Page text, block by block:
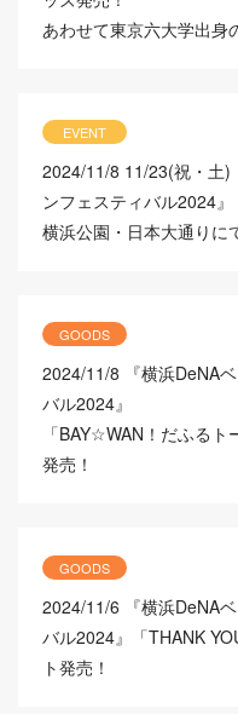
あわせて東京六大学出身
EVENT
2024/11/8 11/23(祝・土)
ンフェスティバル2024』
横浜公園・日本大通りに
GOODS
2024/11/8
『横浜DeNA
バル2024』
「BAY☆WAN！だふる
発売！
GOODS
2024/11/6
『横浜DeNA
バル2024』「THANK
ト発売！